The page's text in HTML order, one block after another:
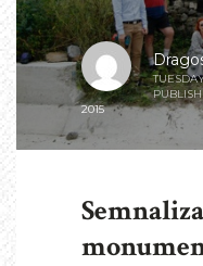
2015